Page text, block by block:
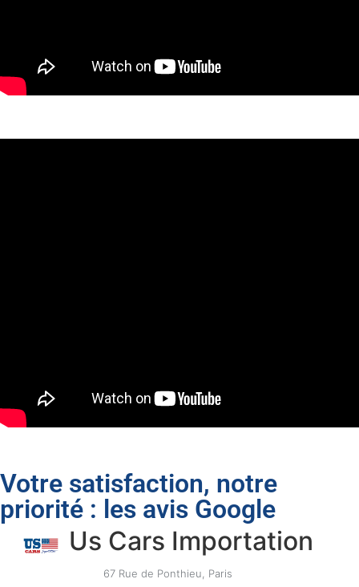
Votre satisfaction, notre
priorité : les avis Google
Us Cars Importation
67 Rue de Ponthieu, Paris